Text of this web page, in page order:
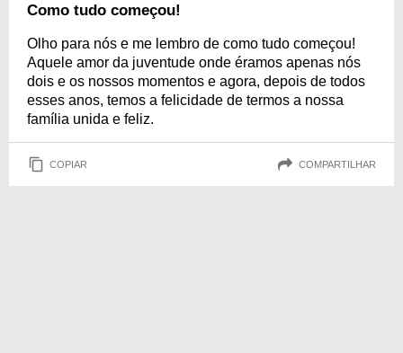
Como tudo começou!
Olho para nós e me lembro de como tudo começou!
Aquele amor da juventude onde éramos apenas nós
dois e os nossos momentos e agora, depois de todos
esses anos, temos a felicidade de termos a nossa
família unida e feliz.
COPIAR COMPARTILHAR